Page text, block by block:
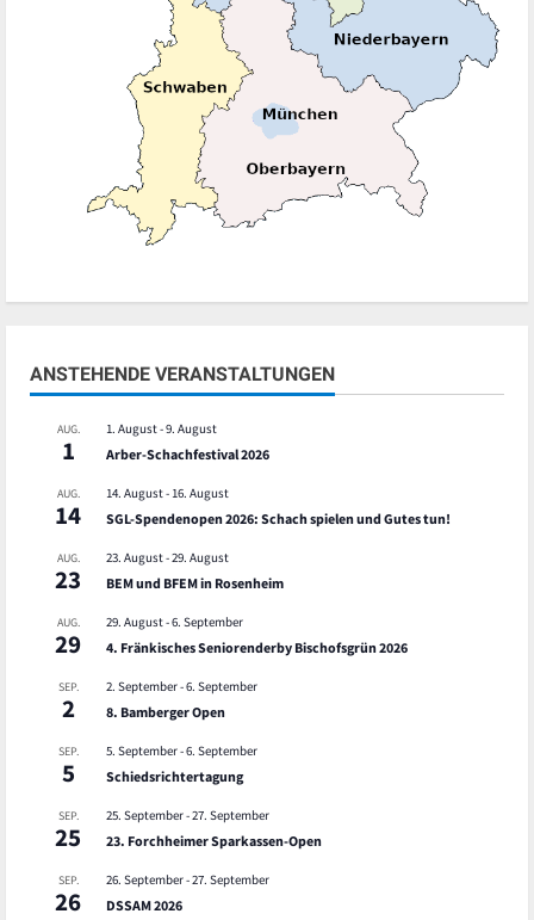
ANSTEHENDE VERANSTALTUNGEN
AUG.
1
1. August-9. August
Arber-Schachfestival 2026
AUG.
14
14. August- 16. August
SGL-Spendenopen 2026: Schach spielen und Gutes tun!
AUG.
23
23. August-29. August
BEM und BFEM in Rosenheim
AUG.
29
29. August-6. September
4. Fränkisches Seniorenderby Bischofsgrün 2026
SEP.
2
2. September-6. September
8. Bamberger Open
SEP.
5
5. September-6. September
Schiedsrichtertagung
SEP.
25
25. September-27. September
23. Forchheimer Sparkassen-Open
SEP.
26
26. September-27. September
DSSAM 2026